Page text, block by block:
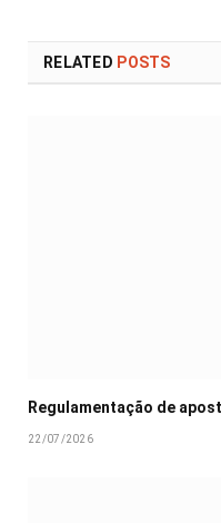
RELATED POSTS
Regulamentação de
22/07/2026